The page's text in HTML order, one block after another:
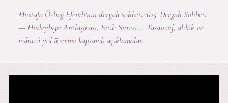
Mustafa Özbağ Efendi'nin dergah sohbeti: 625. Dergah Sohbeti
— Hudeybiye Antlaşması, Fetih Suresi…. Tasavvuf, ahlâk ve
mânevî yol üzerine kapsamlı açıklamalar.